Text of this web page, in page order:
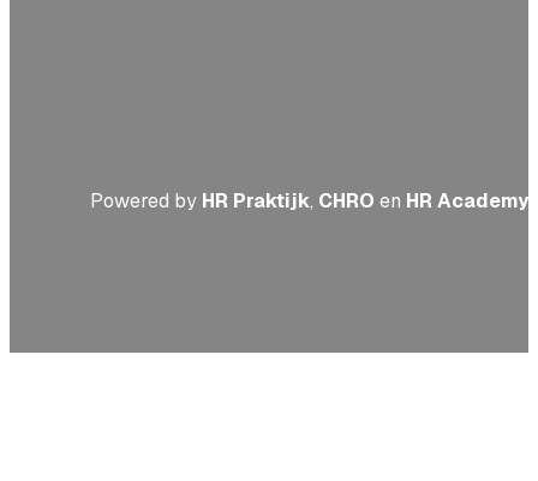
Powered by HR Praktijk, CHRO en HR Academy